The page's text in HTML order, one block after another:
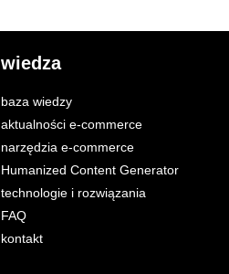
wiedza
baza wiedzy
aktualności e-commerce
narzędzia e-commerce
Humanized Content Generator
technologie i rozwiązania
FAQ
kontakt